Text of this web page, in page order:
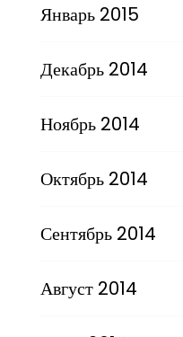
Январь 2015
Декабрь 2014
Ноябрь 2014
Октябрь 2014
Сентябрь 2014
Август 2014